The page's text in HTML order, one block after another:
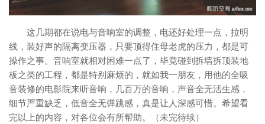
这几期都在说电与音响室的调整，电还好处理一点，拉明
线，装好声的隔离变压器，只要顶得住母老虎的压力，都是可
操作之事。音响室就相对困难一点了，毕竟碰到拆墙拆顶装地
板之类的工程，都是特别麻烦的，就如我一朋友，用他的全吸
音装修的电影院来听音响，几百万的音响，声音全无活生感，
细节严重缺乏，低音全无弹跳感，真是让人深感可惜。希望看
完以上的内容，对各位会有所帮助。（未完待续）